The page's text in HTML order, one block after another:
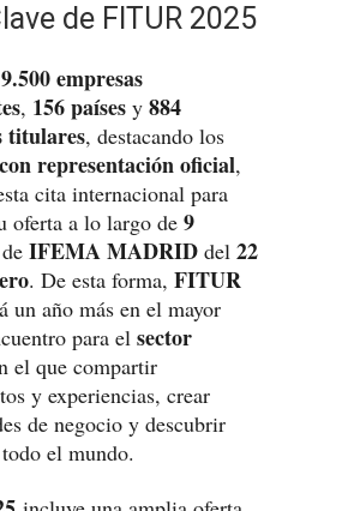
de FITUR 2025
9.500 empresas
, 156 países y 884
titulares, destacando los
representación oficial,
cita internacional para
oferta a lo largo de 9
de IFEMA MADRID del 22
. De esta forma, FITUR
un año más en el mayor
para el sector
el que compartir
y experiencias, crear
de negocio y descubrir
el mundo.